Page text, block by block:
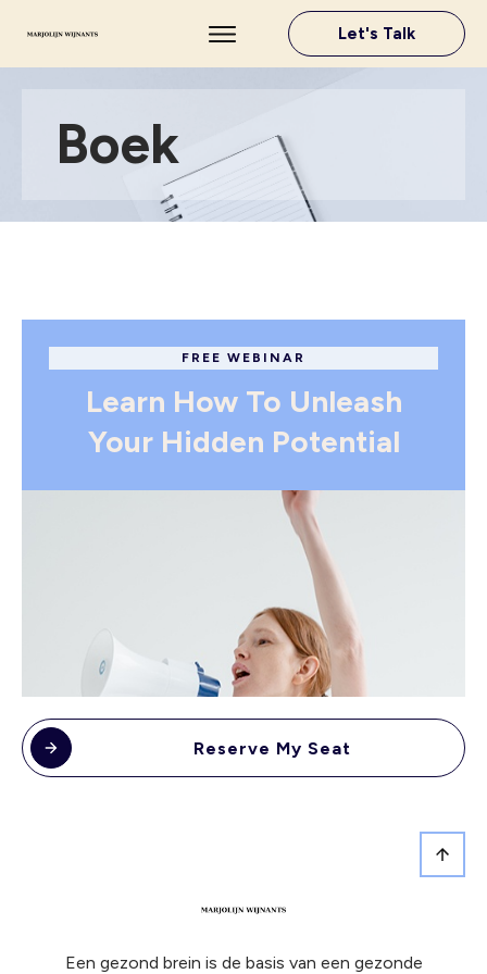
Let's Talk
Boek
FREE WEBINAR
Learn How To Unleash
Your Hidden Potential
Reserve My Seat
Een gezond brein is de basis van een gezonde